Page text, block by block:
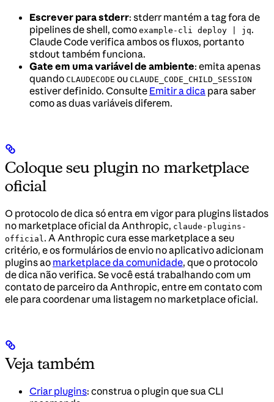
Escrever para stderr: stderr mantém a tag fora de
pipelines de shell, como example-cli deploy | jq.
Claude Code verifica ambos os fluxos, portanto
stdout também funciona.
Gate em uma variável de ambiente: emita apenas
quando CLAUDECODE ou CLAUDE_CODE_CHILD_SESSION
estiver definido. Consulte Emitir a dica para saber
como as duas variáveis diferem.
Coloque seu plugin no marketplace
oficial
O protocolo de dica só entra em vigor para plugins listados
no marketplace oficial da Anthropic, claude-plugins-
official. A Anthropic cura esse marketplace a seu
critério, e os formulários de envio no aplicativo adicionam
plugins ao marketplace da comunidade, que o protocolo
de dica não verifica. Se você está trabalhando com um
contato de parceiro da Anthropic, entre em contato com
ele para coordenar uma listagem no marketplace oficial.
Veja também
Criar plugins: construa o plugin que sua CLI